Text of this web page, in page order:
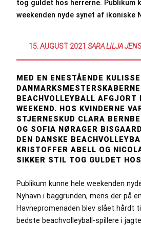
tog guldet hos herrerne. Publikum
weekenden nyde synet af ikoniske
15. AUGUST 2021 :SARA LILJA
MED EN ENESTÅENDE
DANMARKSMESTERSKABERNE I
BEACHVOLLEYBALL AFGJORT
WEEKEND. HOS KVINDERNE
STJERNESKUD CLARA
OG SOFIA NØRAGER
DEN DANSKE
KRISTOFFER ABELL OG
SIKKER STIL TOG GULDET
Publikum kunne hele weekenden
Nyhavn i baggrunden, mens der på
Havnepromenaden blev slået hårdt
bedste beachvolleyball-spillere i